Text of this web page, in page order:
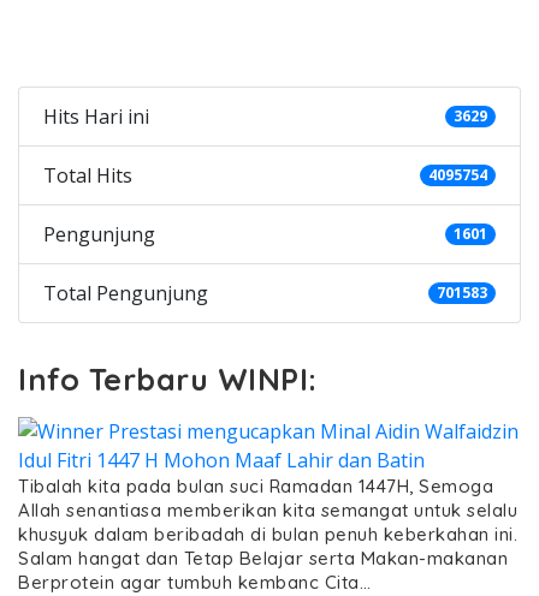
Hits Hari ini 3629
Total Hits 4095754
Pengunjung 1601
Total Pengunjung 701583
Info Terbaru WINPI:
Tibalah kita pada bulan suci Ramadan 1447H, Semoga
Allah senantiasa memberikan kita semangat untuk selalu
khusyuk dalam beribadah di bulan penuh keberkahan ini.
Salam hangat dan Tetap Belajar serta Makan-makanan
Berprotein agar tumbuh kembanc Cita…